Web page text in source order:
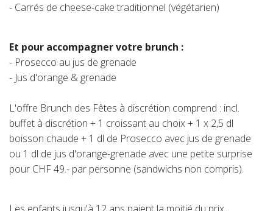
- Carrés de cheese-cake traditionnel (végétarien)
Et pour accompagner votre brunch :
- Prosecco au jus de grenade
- Jus d'orange & grenade
L'offre Brunch des Fêtes à discrétion comprend : incl.
buffet à discrétion + 1 croissant au choix + 1 x 2,5 dl
boisson chaude + 1 dl de Prosecco avec jus de grenade
ou 1 dl de jus d'orange-grenade avec une petite surprise
pour CHF 49.- par personne (sandwichs non compris).